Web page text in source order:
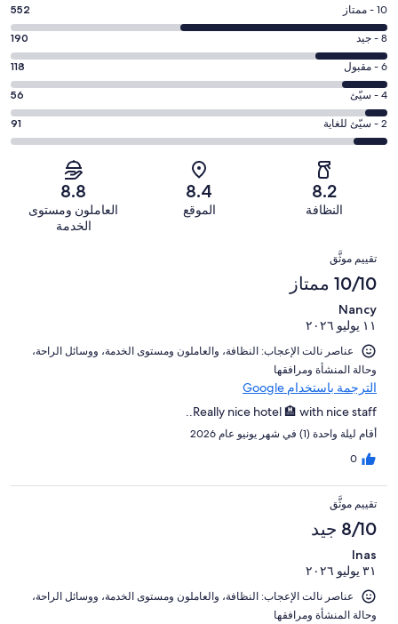
درجة
التصنيف
10
-
ممتاز.
552
من
أصل
10 - ممتاز 552
درجة
التصنيف
8
-
جيد.
190
8 - جيد 190
درجة
التصنيف
6
-
مقبول.
تقييمات
النزلاء
6 - مقبول 118
درجة
التصنيف
4
من
تقييمات
4 - سيّئ 56
درجة
التصنيف
من
أصل
1007
من
تقييمات
النزلاء
2 - سيّئ للغاية 91
8.2
النظافة
8.4
الموقع
8.8
العاملون ومستوى
الخدمة
التقييمات
تقييم موثَّق
10/10 ممتاز
Nancy
١١ يوليو ٢٠٢٦
عناصر نالت الإعجاب: ⁦النظافة⁩، و⁦العاملون ومستوى الخدمة⁩، و⁦وسائل الراحة⁩،
و⁦حالة المنشأة ومرافقها⁩
الترجمة باستخدام Google
Really nice hotel 🏨 with nice staff..
أقام ليلة واحدة (1) في شهر يونيو عام 2026
0
تقييم موثَّق
8/10 جيد
Inas
٣١ يوليو ٢٠٢٦
عناصر نالت الإعجاب: ⁦النظافة⁩، و⁦العاملون ومستوى الخدمة⁩، و⁦وسائل الراحة⁩،
و⁦حالة المنشأة ومرافقها⁩